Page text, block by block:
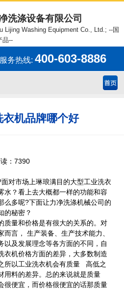
洗涤设备有限公司
Lijing Washing Equipment Co., Ltd.; --国
品--
务热线:400-603-8886
衣机品牌哪个好
：7390
对市场上琳琅满目的大型工业洗衣
水？看上去大概都一样的功能和容
么多呢?下面让力净洗涤机械公司的
的秘密？
质量和价格是有很大的关系的。对
言， 生产装备、生产技术能力、
以及发展理念等各方面的不同，自
衣机价格方面的差异，大多数制造
所以工业洗衣机会有质量 高低之
用料的差异。总的来说就是质量
很便宜，而价格很便宜的话那质量